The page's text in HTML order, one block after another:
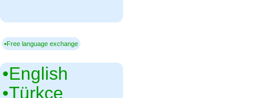
▪Free language exchange
•‎English
•‎Türkçe